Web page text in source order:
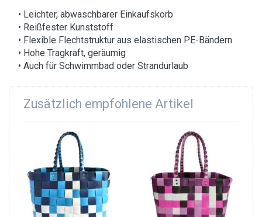
• Leichter, abwaschbarer Einkaufskorb
• Reißfester Kunststoff
• Flexible Flechtstruktur aus elastischen PE-Bändern
• Hohe Tragkraft, geräumig
• Auch für Schwimmbad oder Strandurlaub
Zusätzlich empfohlene Artikel